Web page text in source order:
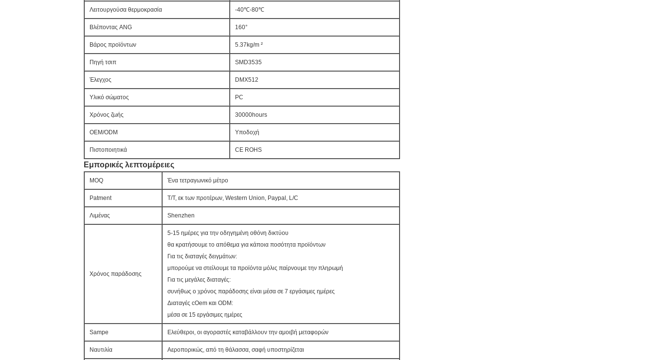
Λειτουργούσα θερμοκρασία -40℃-80℃
Βλέποντας ANG 160°
Βάρος προϊόντων 5.37kg/m ²
Πηγή τσιπ SMD3535
Έλεγχος DMX512
Υλικό σώματος PC
Χρόνος ζωής 30000hours
OEM/ODM Υποδοχή
Πιστοποιητικά CE ROHS
Εμπορικές λεπτομέρειες
MOQ Ένα τετραγωνικό μέτρο
Patment T/T, εκ των προτέρων, Western Union, Paypal, L/C
Λιμένας Shenzhen
Χρόνος παράδοσης
5-15 ημέρες για την οδηγημένη οθόνη δικτύου
θα κρατήσουμε το απόθεμα για κάποια ποσότητα προϊόντων
Για τις διαταγές δειγμάτων:
μπορούμε να στείλουμε τα προϊόντα μόλις παίρνουμε την πληρωμή
Για τις μεγάλες διαταγές:
συνήθως ο χρόνος παράδοσης είναι μέσα σε 7 εργάσιμες ημέρες
Διαταγές cOem και ODM:
μέσα σε 15 εργάσιμες ημέρες
Sampe Ελεύθεροι, οι αγοραστές καταβάλλουν την αμοιβή μεταφορών
Ναυτιλία Αεροπορικώς, από τη θάλασσα, σαφή υποστηρίζεται